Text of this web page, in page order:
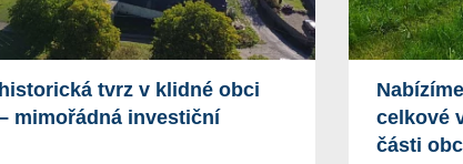
tvrz v klidné obci
mimořádná investiční
celkové
části